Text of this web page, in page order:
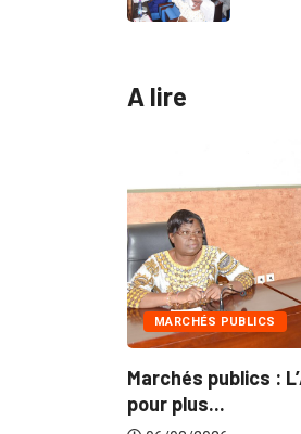
A lire
publics : L’ARCOP en croisade